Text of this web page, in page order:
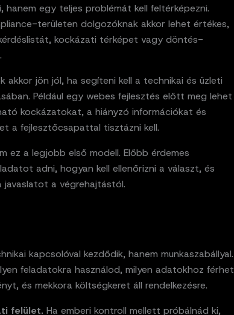
hanem egy teljes problémát kell feltérképezni.
területen dolgozóknak akkor lehet értékes,
kockázati térképet vagy döntés-
akkor jön jól, ha segíteni kell a technikai és üzleti
Például egy webes fejlesztés előtt meg lehet
kockázatokat, a hiányzó információkat és
a fejlesztőcsapattal tisztázni kell.
ez a legjobb első modell. Előbb érdemes
adni, hogyan kell ellenőrizni a választ, és
javaslatot a végrehajtástól.
kapcsolóval kezdődik, hanem munkaszabállyal.
feladatokra használod, milyen adatokhoz férhet
és mekkora költségkeret áll rendelkezésre.
felület. Ha emberi kontroll mellett próbálnád ki,